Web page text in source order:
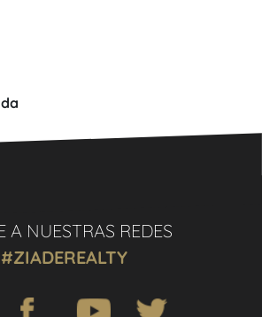
A NUESTRAS REDES
#ZIADEREALTY